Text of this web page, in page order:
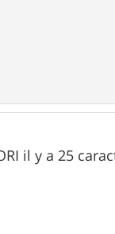
il y a 25